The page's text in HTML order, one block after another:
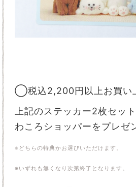
◯税込2,200円以上お買い
上記のステッカー2枚セッ
わころショッパーをプレゼ
※どちらの特典かお選びいただけます。
※いずれも無くなり次第終了となります。